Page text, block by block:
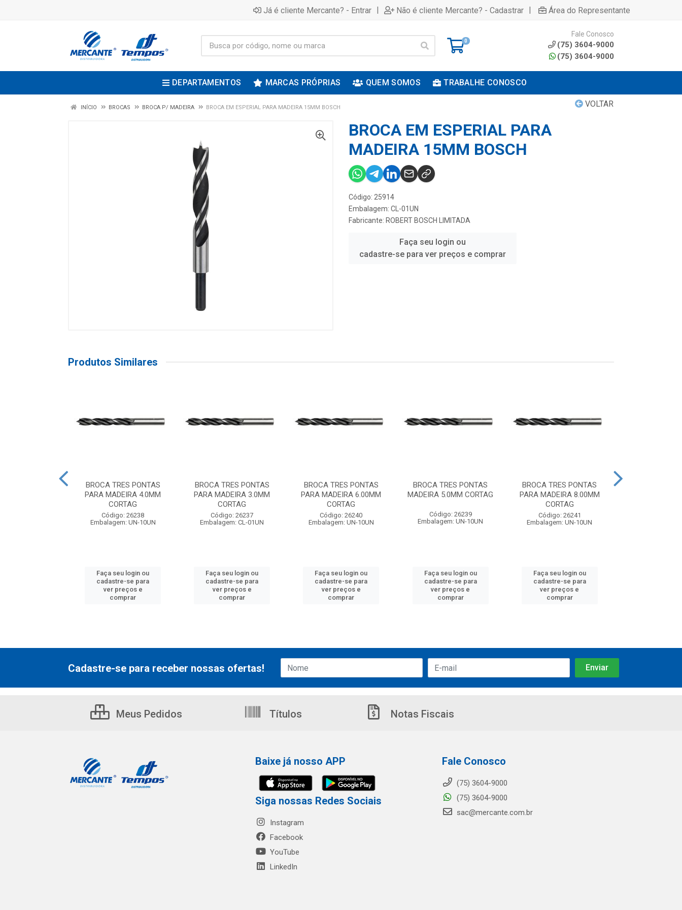
Já é cliente Mercante? - Entrar | Não é cliente Mercante? - Cadastrar | Área do Representante
0
Fale Conosco
(75) 3604-9000
(75) 3604-9000
DEPARTAMENTOS MARCAS PRÓPRIAS QUEM SOMOS TRABALHE CONOSCO
VOLTAR
INÍCIO BROCAS BROCA P/ MADEIRA BROCA EM ESPERIAL PARA MADEIRA 15MM BOSCH
BROCA EM ESPERIAL PARA
MADEIRA 15MM BOSCH
Código: 25914
Embalagem: CL-01UN
Fabricante: ROBERT BOSCH LIMITADA
Faça seu login ou
cadastre-se para ver preços e comprar
Produtos Similares
BROCA TRES PONTAS
PARA MADEIRA 4.0MM
CORTAG
Código: 26238
Embalagem: UN-10UN
Faça seu login ou
cadastre-se para
ver preços e
comprar
BROCA TRES PONTAS
PARA MADEIRA 3.0MM
CORTAG
Código: 26237
Embalagem: CL-01UN
Faça seu login ou
cadastre-se para
ver preços e
comprar
BROCA TRES PONTAS
PARA MADEIRA 6.00MM
CORTAG
Código: 26240
Embalagem: UN-10UN
Faça seu login ou
cadastre-se para
ver preços e
comprar
BROCA TRES PONTAS
MADEIRA 5.0MM CORTAG
Código: 26239
Embalagem: UN-10UN
Faça seu login ou
cadastre-se para
ver preços e
comprar
BROCA TRES PONTAS
PARA MADEIRA 8.00MM
CORTAG
Código: 26241
Embalagem: UN-10UN
Faça seu login ou
cadastre-se para
ver preços e
comprar
Cadastre-se para receber nossas ofertas!
Meus Pedidos Títulos Notas Fiscais
Baixe já nosso APP
Siga nossas Redes Sociais
Instagram
Facebook
YouTube
LinkedIn
Fale Conosco
(75) 3604-9000
(75) 3604-9000
sac@mercante.com.br